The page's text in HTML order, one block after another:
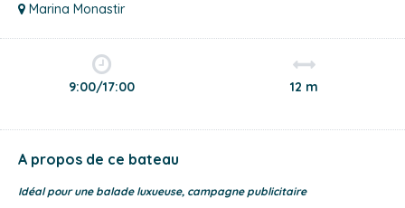
Marina Monastir
9:00/17:00 12 m
A propos de ce bateau
Idéal pour une balade luxueuse, campagne publicitaire